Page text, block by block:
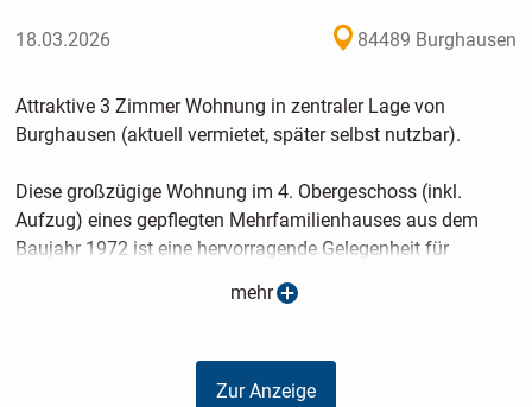
18.03.2026 84489 Burghausen
Attraktive 3 Zimmer Wohnung in zentraler Lage von
Burghausen (aktuell vermietet, später selbst nutzbar).
Diese großzügige Wohnung im 4. Obergeschoss (inkl.
Aufzug) eines gepflegten Mehrfamilienhauses aus dem
Baujahr 1972 ist eine hervorragende Gelegenheit für
Kapitalanleger, die auch an eine spätere Eigennutzung
Die Wohnung ist derzeit zuverlässig an eine langjährige
Mieterin vergeben. Die Jahreskaltmiete beträgt rund 6.550
mehr
Zur Anzeige